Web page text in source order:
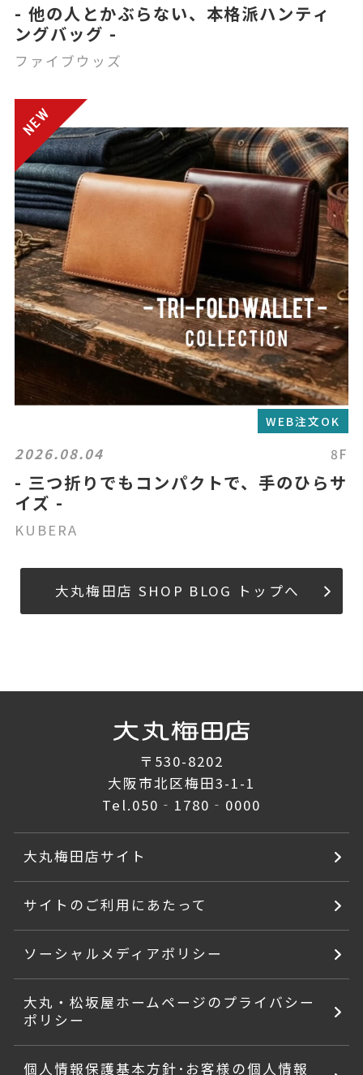
- 他の人とかぶらない、本格派ハンティ
ングバッグ -
ファイブウッズ
WEB注文OK
2026.08.04 8F
- 三つ折りでもコンパクトで、手のひらサ
イズ -
KUBERA
大丸梅田店 SHOP BLOG トップへ
〒530-8202
大阪市北区梅田3-1-1
Tel.050‐1780‐0000
大丸梅田店サイト
サイトのご利用にあたって
ソーシャルメディアポリシー
大丸・松坂屋ホームページのプライバシー
ポリシー
個人情報保護基本方針･お客様の個人情報